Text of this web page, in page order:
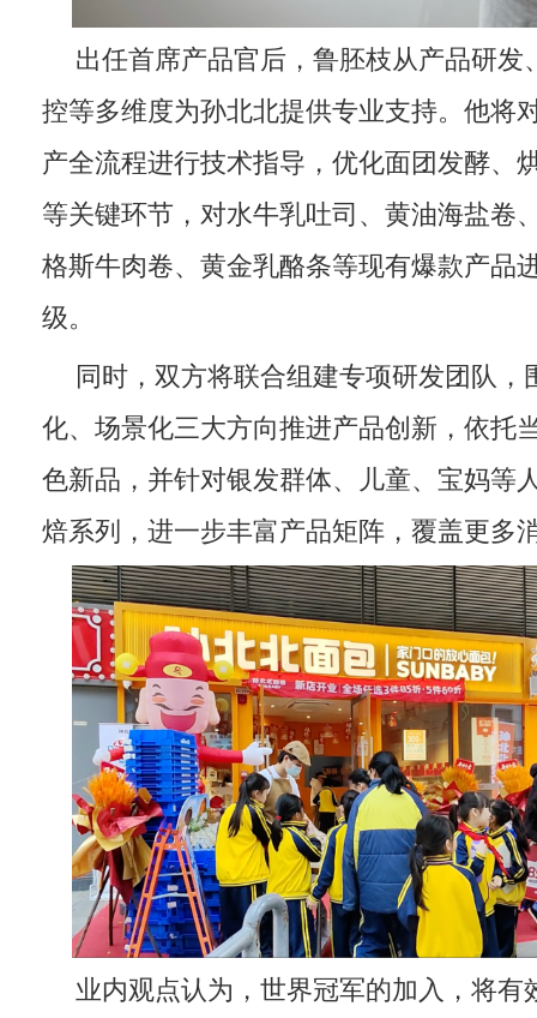
出任首席产品官后，鲁胚枝从产品研发
控等多维度为孙北北提供专业支持。他将
产全流程进行技术指导，优化面团发酵、
等关键环节，对水牛乳吐司、黄油海盐卷
格斯牛肉卷、黄金乳酪条等现有爆款产品
级。
同时，双方将联合组建专项研发团队，
化、场景化三大方向推进产品创新，依托
色新品，并针对银发群体、儿童、宝妈等
焙系列，进一步丰富产品矩阵，覆盖更多
业内观点认为，世界冠军的加入，将有